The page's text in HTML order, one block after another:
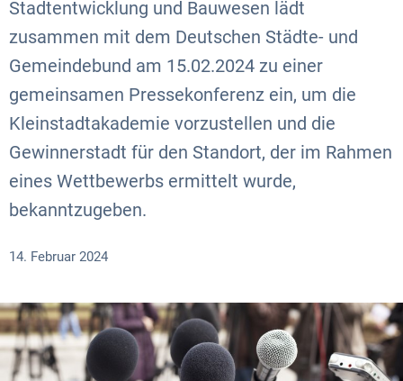
Stadtentwicklung und Bauwesen lädt
zusammen mit dem Deutschen Städte- und
Gemeindebund am 15.02.2024 zu einer
gemeinsamen Pressekonferenz ein, um die
Kleinstadtakademie vorzustellen und die
Gewinnerstadt für den Standort, der im Rahmen
eines Wettbewerbs ermittelt wurde,
bekanntzugeben.
14. Februar 2024